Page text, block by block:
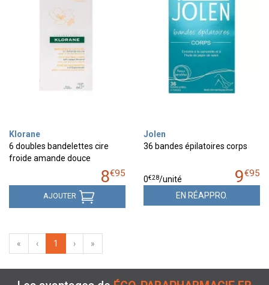
Klorane
6 doubles bandelettes cire
froide amande douce
8€95
AJOUTER
Jolen
36 bandes épilatoires corps
9€95
0€28/unité
EN RÉAPPRO.
« ‹ 1 › »